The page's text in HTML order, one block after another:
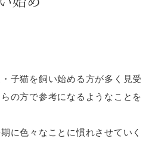
子猫を飼い始める方が多く見受
の方で参考になるようなことを
に色々なことに慣れさせていく